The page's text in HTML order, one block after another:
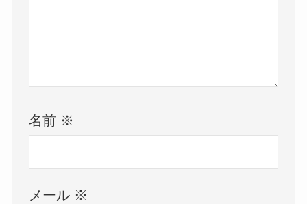
名前 ※
メール ※